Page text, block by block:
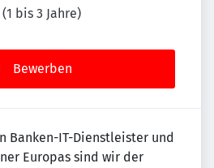
bis 3 Jahre)
Bewerben
Banken-IT-Dienstleister und
Europas sind wir der